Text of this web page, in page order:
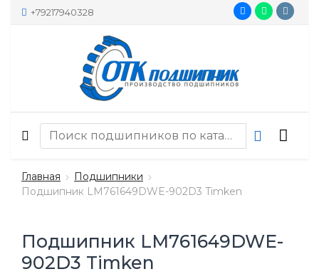
+79217940328
Главная
Подшипники
Подшипник LM761649DWE-902D3 Timken
Подшипник LM761649DWE-
902D3 Timken